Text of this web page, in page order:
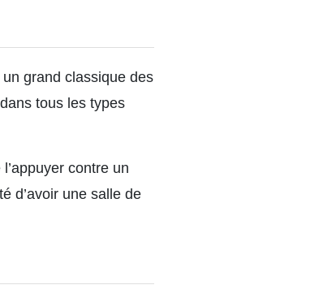
grand classique des
tous les types
contre un
d’avoir une salle de